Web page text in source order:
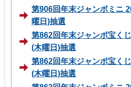
第906回年末ジャンボミニ
曜日)抽選
第862回年末ジャンボ宝く
(木曜日)抽選
第862回年末ジャンボ宝く
(木曜日)抽選